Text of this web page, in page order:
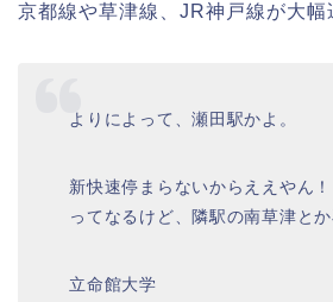
京都線や草津線、JR神戸線が大幅
よりによって、瀬田駅かよ。
新快速停まらないからええやん！
ってなるけど、隣駅の南草津と
立命館大学